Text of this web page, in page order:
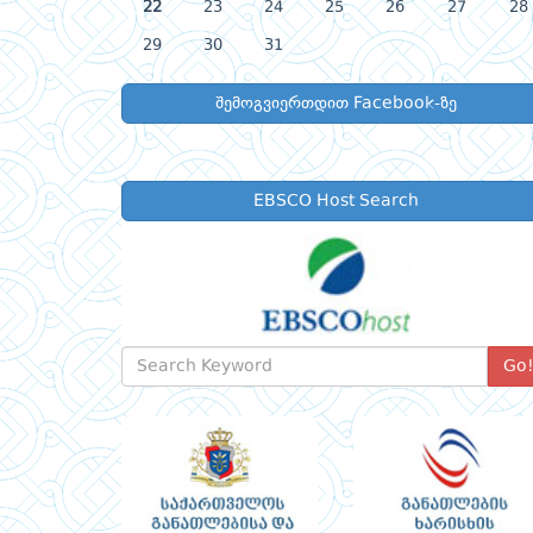
22 23 24 25 26 27 28
29 30 31
შემოგვიერთდით Facebook-ზე
EBSCO Host Search
Go!